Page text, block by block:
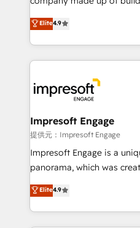
Platform Migration
Year LATAM 2022, 2023,
business with HubSpot?
you grow faster, smarter,
thinkers. We blend
development—always
ideas, opportunities, and
experiences. To us,
and—most
into bold ideas and shape
products and strategies
difference.
Elite4.9
Impresoft Engage
提供元：Impresoft Engage
Impresoft Engage is a
panorama, which was
putting Customer
creating digital
people, processes and data. We offer the
Elite4.9